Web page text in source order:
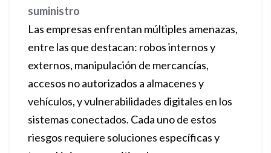
suministro
Las empresas enfrentan múltiples amenazas,
entre las que destacan: robos internos y
externos, manipulación de mercancías,
accesos no autorizados a almacenes y
vehículos, y vulnerabilidades digitales en los
sistemas conectados. Cada uno de estos
riesgos requiere soluciones específicas y